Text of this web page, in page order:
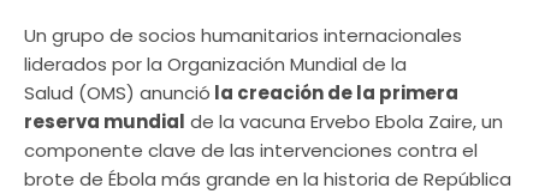
Un grupo de socios humanitarios internacionales
liderados por la Organización Mundial de la
Salud (OMS) anunció la creación de la primera
reserva mundial de la vacuna Ervebo Ebola Zaire, un
componente clave de las intervenciones contra el
brote de Ébola más grande en la historia de República